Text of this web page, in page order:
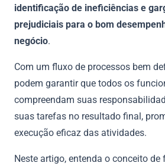
identificação de ineficiências e
prejudiciais para o bom
negócio.
Com um fluxo de processos bem
podem garantir que todos os
compreendam suas
suas tarefas no resultado final,
execução eficaz das atividades.
Neste artigo, entenda o conceito de